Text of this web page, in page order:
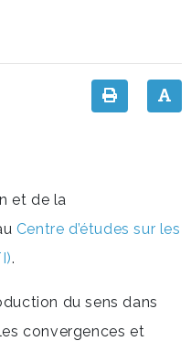
et de la
Centre d’études sur les
.
du sens dans
convergences et